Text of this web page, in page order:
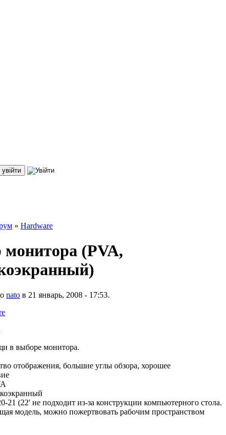
» Hardware
(PVA,
nato в 21 январь, 2008 - 17:53.
в выборе монитора.
отображения, большие углы обзора, хорошее
21 (22' не подходит из-за конструкции компьютерного стола.
модель, можно пожертвовать рабочим пространством